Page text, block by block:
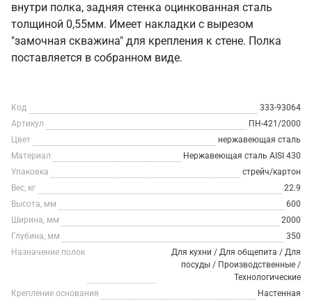
внутри полка, задняя стенка оцинкованная сталь
толщиной 0,55мм. Имеет накладки с вырезом
"замочная скважина" для крепления к стене. Полка
поставляется в собранном виде.
Код
333-93064
Артикул
ПН-421/2000
Цвет
нержавеющая сталь
Материал
Нержавеющая сталь AISI 430
Упаковка
стрейч/картон
Вес, кг
22.9
Высота, мм
600
Ширина, мм
2000
Глубина, мм
350
Назначение полок
Для кухни / Для общепита / Для
посуды / Производственные /
Технологические
Крепление основания
Настенная